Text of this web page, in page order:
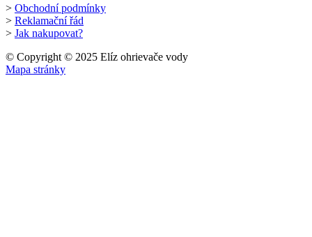
> Obchodní podmínky
> Reklamační řád
> Jak nakupovat?
© Copyright © 2025 Elíz ohrievače vody
Mapa stránky